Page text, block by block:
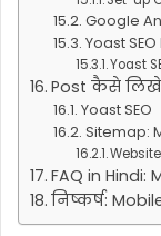
Google
Yoast
Yoast
Post कैसे
Yoast SEO
Sitemap:
FAQ in Hindi:
निष्कर्ष: